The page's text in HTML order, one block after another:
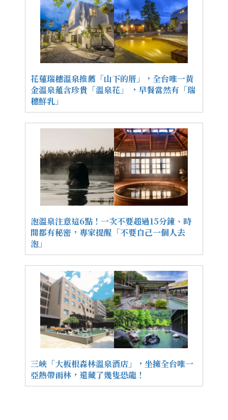
花蓮瑞穗溫泉推薦「山下的厝」，全台唯一黃
金溫泉蘊含珍貴「溫泉花」 ，早餐當然有「瑞
穗鮮乳」
泡溫泉注意這6點！一次不要超過15分鐘、時
間都有秘密，專家提醒「不要自己一個人去
泡」
三峽「大板根森林溫泉酒店」，坐擁全台唯一
亞熱帶雨林，還藏了幾隻恐龍！